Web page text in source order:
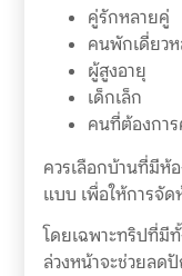
คู่รักหลายคู่
คนพักเดี่ยว
ผู้สูงอายุ
เด็กเล็ก
คนที่ต้องการ
ควรเลือกบ้านที่มีห้
แบบ เพื่อให้การจัด
โดยเฉพาะทริปที่มี
ล่วงหน้าจะช่วยลด